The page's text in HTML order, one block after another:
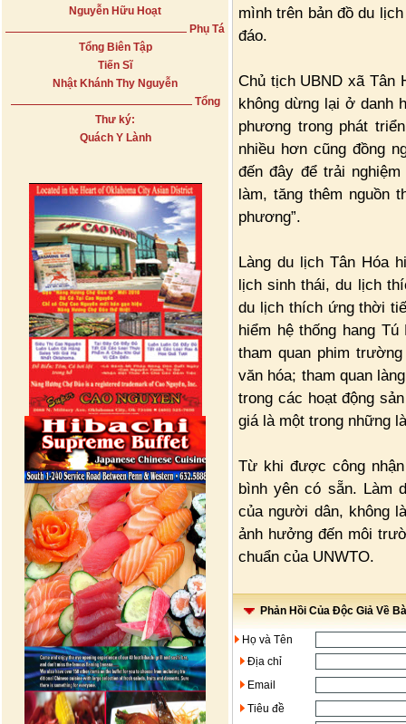
Nguyễn Hữu Hoạt
Phụ Tá
Tổng Biên Tập
Tiến Sĩ
Nhật Khánh Thy Nguyễn
Tổng
Thư ký:
Quách Y Lành
mình trên bản đồ du
đáo.
Chủ tịch UBND xã Tân
không dừng lại ở danh
phương trong phát
nhiều hơn cũng đồng
đến đây để trải
làm, tăng thêm nguồn
phương”.
Làng du lịch Tân Hóa
lịch sinh thái, du lịch
du lịch thích ứng thời
hiểm hệ thống hang
tham quan phim
văn hóa; tham quan
trong các hoạt động
giá là một trong những
Từ khi được công
bình yên có sẵn. Làm
của người dân, không
ảnh hưởng đến môi
chuẩn của UNWTO.
Phản Hồi Của Độc Giả Về
Họ và Tên
Địa chỉ
Email
Tiêu đề